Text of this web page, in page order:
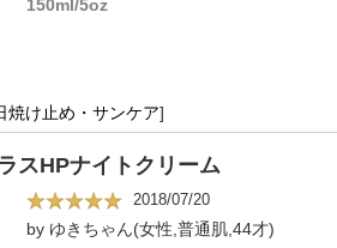
150ml/5oz
焼け止め・サンケア]
スHPナイトクリーム
2018/07/20
by ゆきちゃん(女性,普通肌,44才)